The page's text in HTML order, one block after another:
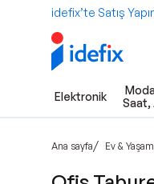
idefix’te Satış
Elektronik
Saat,
Ana sayfa/ Ev & Yaşam